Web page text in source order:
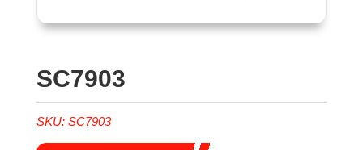
SC7903
SKU: SC7903